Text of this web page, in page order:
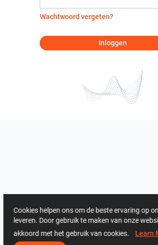
Wachtwoord vergeten?
Inloggen
Cookies helpen ons om de beste ervaring op
leveren. Door gebruik te maken van onze
akkoord met het gebruik van cookies. Learn